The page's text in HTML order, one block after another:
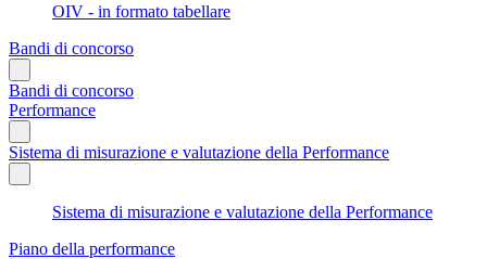
OIV - in formato tabellare
Bandi di concorso
Bandi di concorso
Performance
Sistema di misurazione e valutazione della Performance
Sistema di misurazione e valutazione della Performance
Piano della performance